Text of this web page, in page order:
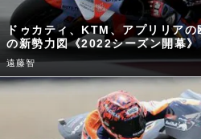
ドゥカティ、KTM、アプリリア
の新勢力図《2022シーズン開幕》
遠藤智